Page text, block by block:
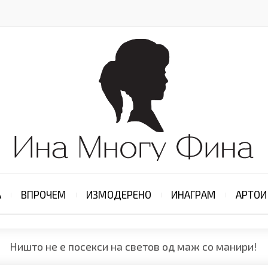
ВПРОЧЕМ ИЗМОДЕРЕНО ИНАГРАМ АРТОИ
Ништо не е посекси на светов од маж со манири!